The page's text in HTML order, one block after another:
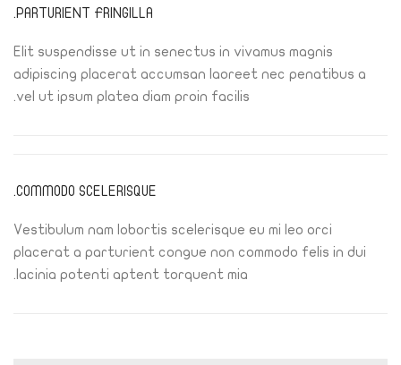
PARTURIENT FRINGILLA.
Elit suspendisse ut in senectus in vivamus magnis
adipiscing placerat accumsan laoreet nec penatibus a
vel ut ipsum platea diam proin facilis.
COMMODO SCELERISQUE.
Vestibulum nam lobortis scelerisque eu mi leo orci
placerat a parturient congue non commodo felis in dui
lacinia potenti aptent torquent mia.